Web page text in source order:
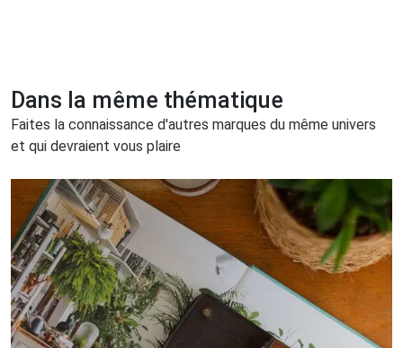
Dans la même thématique
Faites la connaissance d'autres marques du même univers
et qui devraient vous plaire